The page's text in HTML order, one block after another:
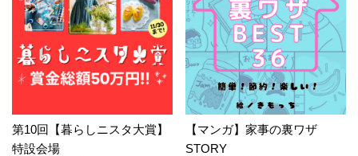
第10回【暮らしニスタ大賞】
特設会場
【マンガ】家事の裏ワザ
STORY